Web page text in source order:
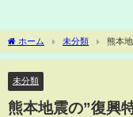
ホーム 未分類
熊本
#short
未分類
熊本地震の”復興